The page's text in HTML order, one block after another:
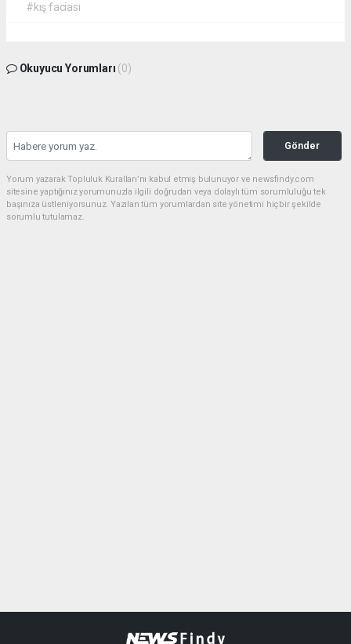
#kış faciası
Okuyucu Yorumları (0)
Gönder
Yorum yazarak Topluluk Kuralları’nı kabul etmiş bulunuyor ve newsfindy.com
sitesine yaptığınız yorumunuzla ilgili doğrudan veya dolaylı tüm sorumluluğu tek
başınıza üstleniyorsunuz. Yazılan tüm yorumlardan site yönetimi hiçbir şekilde
sorumlu tutulamaz.